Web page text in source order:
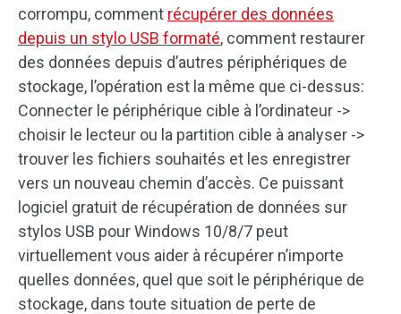
corrompu, comment récupérer des données
depuis un stylo USB formaté, comment restaurer
des données depuis d’autres périphériques de
stockage, l’opération est la même que ci-dessus:
Connecter le périphérique cible à l’ordinateur ->
choisir le lecteur ou la partition cible à analyser ->
trouver les fichiers souhaités et les enregistrer
vers un nouveau chemin d’accès. Ce puissant
logiciel gratuit de récupération de données sur
stylos USB pour Windows 10/8/7 peut
virtuellement vous aider à récupérer n’importe
quelles données, quel que soit le périphérique de
stockage, dans toute situation de perte de